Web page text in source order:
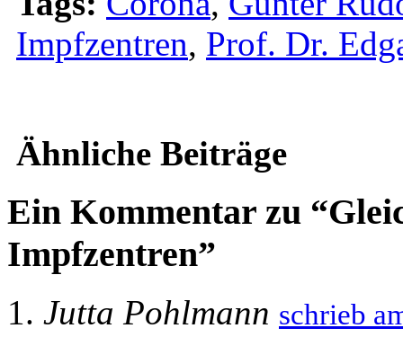
Impfzentren, Prof. Dr.
Ähnliche Beiträge
Ein Kommentar zu
Impfzentren”
Jutta Pohlmann schrieb